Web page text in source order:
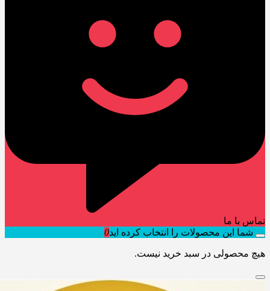
تماس با ما
شما این محصولات را انتخاب کرده اید0
هیچ محصولی در سبد خرید نیست.